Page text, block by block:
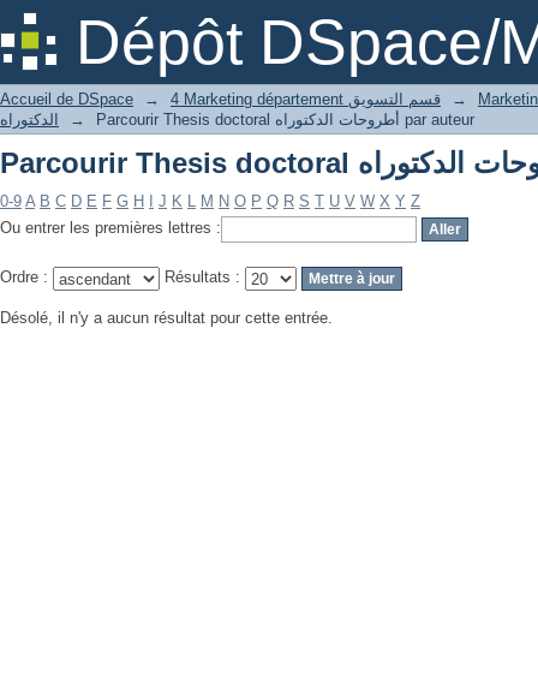
Dépôt DSpace/
Accueil de DSpace → 4 Marketing département قسم التسويق
→
الدكتوراه
→ Parcourir Thesis doctoral أطروحات الدكتوراه par auteur
0-9 A B C D E F G H J K L M N O P Q R S T U V W X Y Z
Ou entrer les premières lettres :
Ordre : Résultats :
Désolé, il n'y a aucun résultat pour cette entrée.